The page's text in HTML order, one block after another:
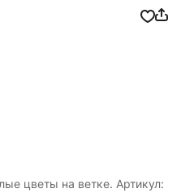
цветы на ветке. Артикул: